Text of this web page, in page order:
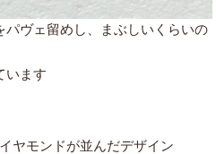
ヴェ留めし、
まぶしいくらいの
います
ヤモンドが並んだデザイン